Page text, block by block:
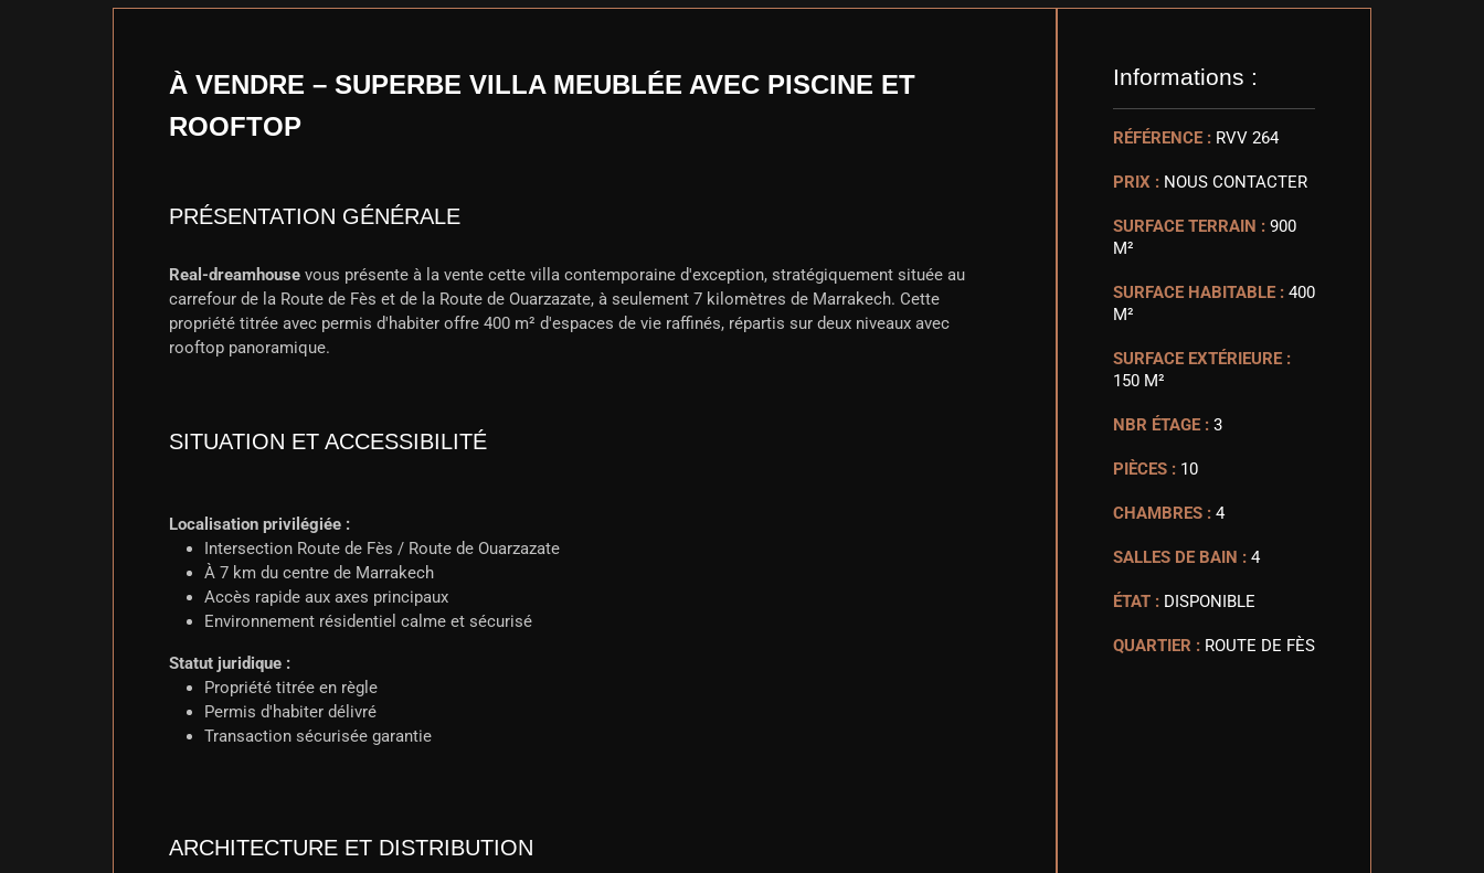
À VENDRE – SUPERBE VILLA MEUBLÉE AVEC PISCINE ET
ROOFTOP
PRÉSENTATION GÉNÉRALE
Real-dreamhouse vous présente à la vente cette villa contemporaine d'exception, stratégiquement située au
carrefour de la Route de Fès et de la Route de Ouarzazate, à seulement 7 kilomètres de Marrakech. Cette
propriété titrée avec permis d'habiter offre 400 m² d'espaces de vie raffinés, répartis sur deux niveaux avec
rooftop panoramique.
SITUATION ET ACCESSIBILITÉ
Localisation privilégiée :
Intersection Route de Fès / Route de Ouarzazate
À 7 km du centre de Marrakech
Accès rapide aux axes principaux
Environnement résidentiel calme et sécurisé
Statut juridique :
Propriété titrée en règle
Permis d'habiter délivré
Transaction sécurisée garantie
ARCHITECTURE ET DISTRIBUTION
Informations :
RÉFÉRENCE : RVV 264
PRIX : NOUS CONTACTER
SURFACE TERRAIN : 900
M²
SURFACE HABITABLE : 400
M²
SURFACE EXTÉRIEURE :
150 M²
NBR ÉTAGE : 3
PIÈCES : 10
CHAMBRES : 4
SALLES DE BAIN : 4
ÉTAT : DISPONIBLE
QUARTIER : ROUTE DE FÈS